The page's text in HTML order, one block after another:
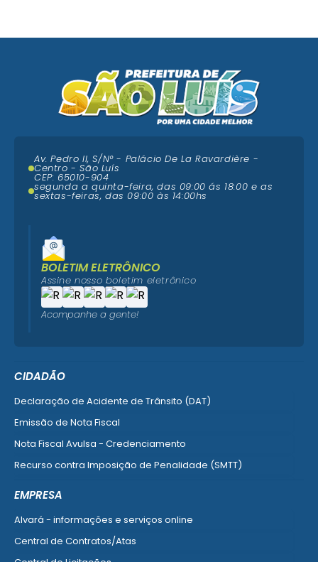
CIDADÃO
Declaração de Acidente de Trânsito (DAT)
Emissão de Nota Fiscal
Nota Fiscal Avulsa - Credenciamento
Recurso contra Imposição de Penalidade (SMTT)
EMPRESA
Alvará - informações e serviços online
Central de Contratos/Atas
Av. Pedro II, S/N° - Palácio De La Ravardière -
Centro - São Luís
CEP: 65010-904
segunda a quinta-feira, das 09:00 ás 18:00 e as
sextas-feiras, das 09:00 às 14:00hs
BOLETIM ELETRÔNICO
Assine nosso boletim eletrônico
Acompanhe a gente!